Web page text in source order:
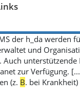
der h_da werden
und
Auch
zur Verfügung.
(z. B. bei